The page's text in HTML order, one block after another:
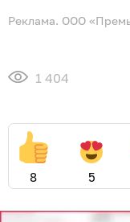
Реклама. ООО
1 404
8 5